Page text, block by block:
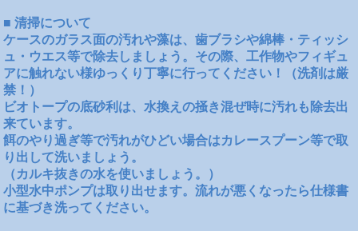
■ 清掃について
ケースのガラス面の汚れや藻は、歯ブラシや綿棒・ティッシ
ュ・ウエス等で除去しましょう。その際、工作物やフィギュ
アに触れない様ゆっくり丁寧に行ってください！（洗剤は厳
禁！）
ビオトープの底砂利は、水換えの掻き混ぜ時に汚れも除去出
来ています。
餌のやり過ぎ等で汚れがひどい場合はカレースプーン等で取
り出して洗いましょう。
（カルキ抜きの水を使いましょう。）
小型水中ポンプは取り出せます。流れが悪くなったら仕様書
に基づき洗ってください。